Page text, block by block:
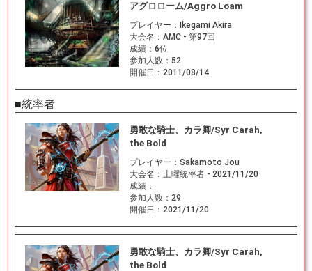
アグロローム/Aggro Loam
プレイヤー：
Ikegami Akira
大会名： AMC - 第97回
成績： 6位
参加人数： 52
開催日： 2011/08/14
■統率者
勇敢な騎士、カラ卿/Syr Carah,
the Bold
プレイヤー： Sakamoto Jou
大会名： 土曜統率者 - 2021/11/20
成績：
参加人数： 29
開催日： 2021/11/20
勇敢な騎士、カラ卿/Syr Carah,
the Bold